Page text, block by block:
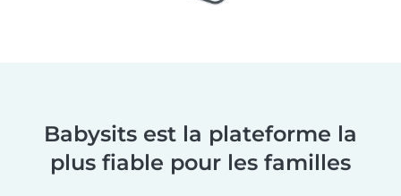
Babysits est la plateforme la
plus fiable pour les familles